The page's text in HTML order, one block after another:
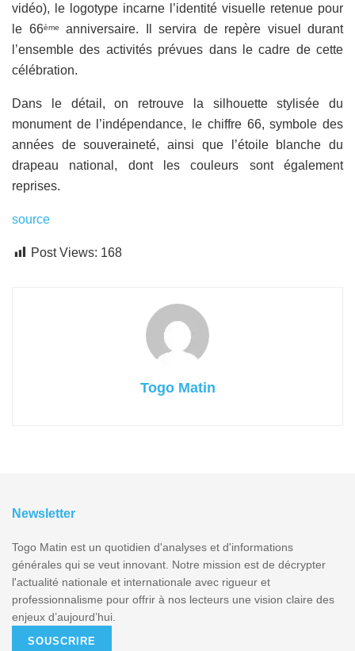
vidéo), le logotype incarne l’identité visuelle retenue pour
le 66ème
anniversaire. Il servira de repère visuel durant
l’ensemble des activités prévues dans le cadre de cette
célébration.
Dans le détail, on retrouve la silhouette stylisée du
monument de l’indépendance, le chiffre 66, symbole des
années de souveraineté, ainsi que l’étoile blanche du
drapeau national, dont les couleurs sont également
reprises.
source
Post Views: 168
Togo Matin
Newsletter
Togo Matin est un quotidien d'analyses et d'informations
générales qui se veut innovant. Notre mission est de décrypter
l'actualité nationale et internationale avec rigueur et
professionnalisme pour offrir à nos lecteurs une vision claire des
enjeux d’aujourd’hui.
SOUSCRIRE